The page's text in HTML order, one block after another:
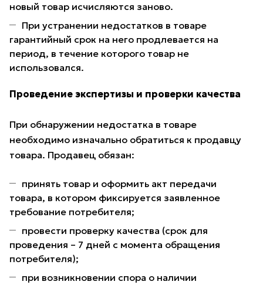
новый товар исчисляются заново.
При устранении недостатков в товаре
гарантийный срок на него продлевается на
период, в течение которого товар не
использовался.
Проведение экспертизы и проверки качества
При обнаружении недостатка в товаре
необходимо изначально обратиться к продавцу
товара. Продавец обязан:
принять товар и оформить акт передачи
товара, в котором фиксируется заявленное
требование потребителя;
провести проверку качества (срок для
проведения – 7 дней с момента обращения
потребителя);
при возникновении спора о наличии